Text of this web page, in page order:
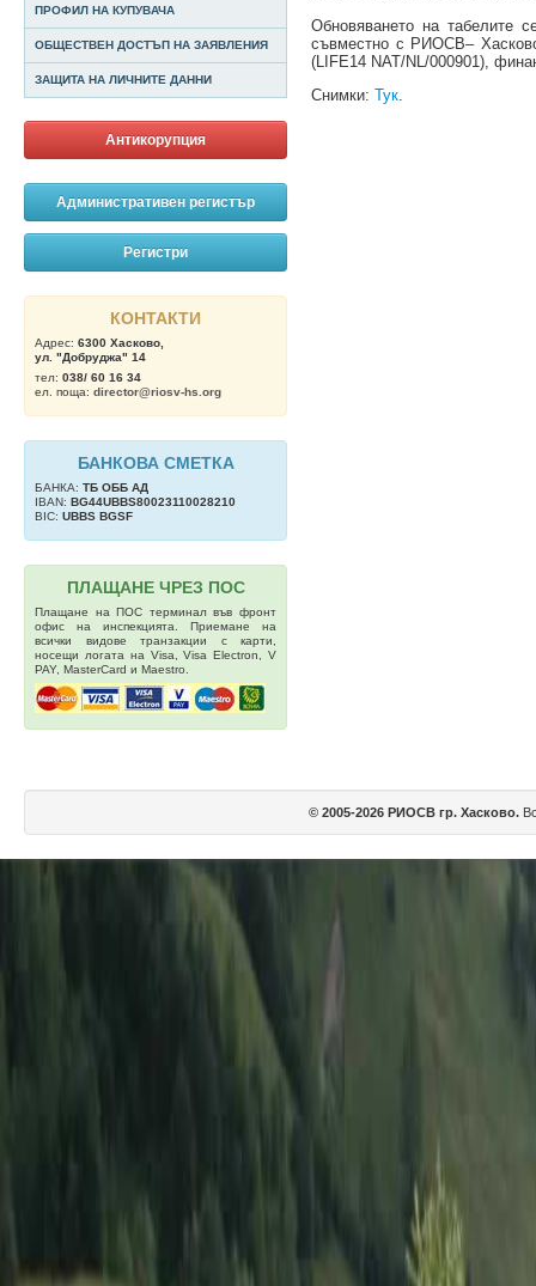
ПРОФИЛ НА КУПУВАЧА
ОБЩЕСТВЕН ДОСТЪП НА ЗАЯВЛЕНИЯ
ЗАЩИТА НА ЛИЧНИТЕ ДАННИ
Антикорупция
Административен регистър
Регистри
КОНТАКТИ
Адрес: 6300 Хасково,
ул. "Добруджа" 14
тел: 038/ 60 16 34
ел. поща: director@riosv-hs.org
БАНКОВА СМЕТКА
БАНКА: ТБ OББ АД
IBAN: BG44UBBS80023110028210
BIC: UBBS BGSF
ПЛАЩАНЕ ЧРЕЗ ПОС
Плащане на ПОС терминал във фронт
офис на инспекцията. Приемане на
всички видове транзакции с карти,
носещи логата на Visa, Visa Electron, V
PAY, MasterCard и Maestro.
Обновяването на табелите
съвместно с РИОСВ–
(LIFE14 NAT/NL/000901),
Снимки: Тук
© 2005-2026 РИОСВ гр. Хасково.